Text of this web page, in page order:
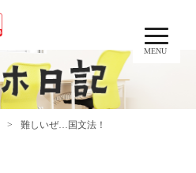
MENU
難しいぜ…国文法！